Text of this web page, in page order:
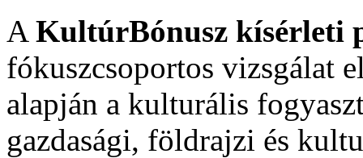
A KultúrBónusz kísérleti
fókuszcsoportos vizsgálat
alapján a kulturális
gazdasági, földrajzi és